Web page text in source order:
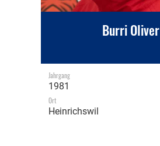
Burri Oliver
Jahrgang
1981
Ort
Heinrichswil